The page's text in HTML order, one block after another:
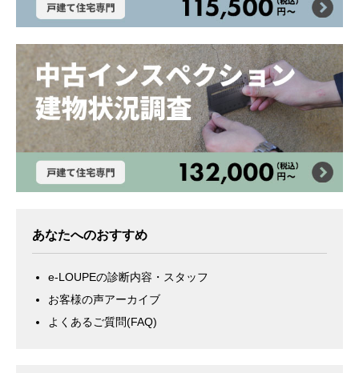
あなたへのおすすめ
e-LOUPEの診断内容・スタッフ
お客様の声アーカイブ
よくあるご質問(FAQ)